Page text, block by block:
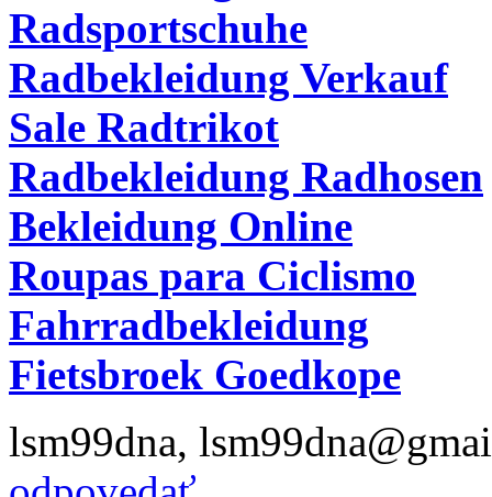
Radsportschuhe
Radbekleidung Verkauf
Sale Radtrikot
Radbekleidung Radhosen
Bekleidung Online
Roupas para Ciclismo
Fahrradbekleidung
Fietsbroek Goedkope
lsm99dna,